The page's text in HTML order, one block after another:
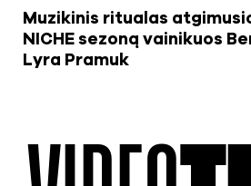
Muzikinis ritualas
NICHE sezoną vainikuos
Lyra Pramuk